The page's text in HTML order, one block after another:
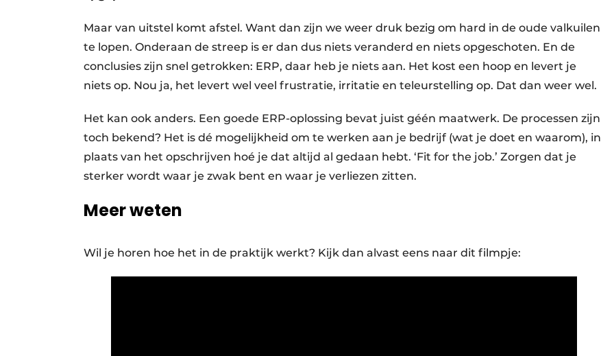
Maar van uitstel komt afstel. Want dan zijn we weer druk bezig om hard in de oude valkuilen
te lopen. Onderaan de streep is er dan dus niets veranderd en niets opgeschoten. En de
conclusies zijn snel getrokken: ERP, daar heb je niets aan. Het kost een hoop en levert je
niets op. Nou ja, het levert wel veel frustratie, irritatie en teleurstelling op. Dat dan weer wel.
Het kan ook anders. Een goede ERP-oplossing bevat juist géén maatwerk. De processen zijn
toch bekend? Het is dé mogelijkheid om te werken aan je bedrijf (wat je doet en waarom), in
plaats van het opschrijven hoé je dat altijd al gedaan hebt. ‘Fit for the job.’ Zorgen dat je
sterker wordt waar je zwak bent en waar je verliezen zitten.
Meer weten
Wil je horen hoe het in de praktijk werkt? Kijk dan alvast eens naar dit filmpje: